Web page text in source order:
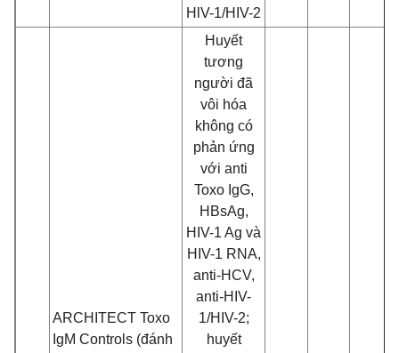
HlV-1/HIV-2
ARCHITECT Toxo
IgM Controls (đánh
Huyết
tương
người đã
vôi hóa
không có
phản ứng
với anti
Toxo IgG,
HBsAg,
HIV-1 Ag và
HIV-1 RNA,
anti-HCV,
anti-HIV-
1/HIV-2;
huyết